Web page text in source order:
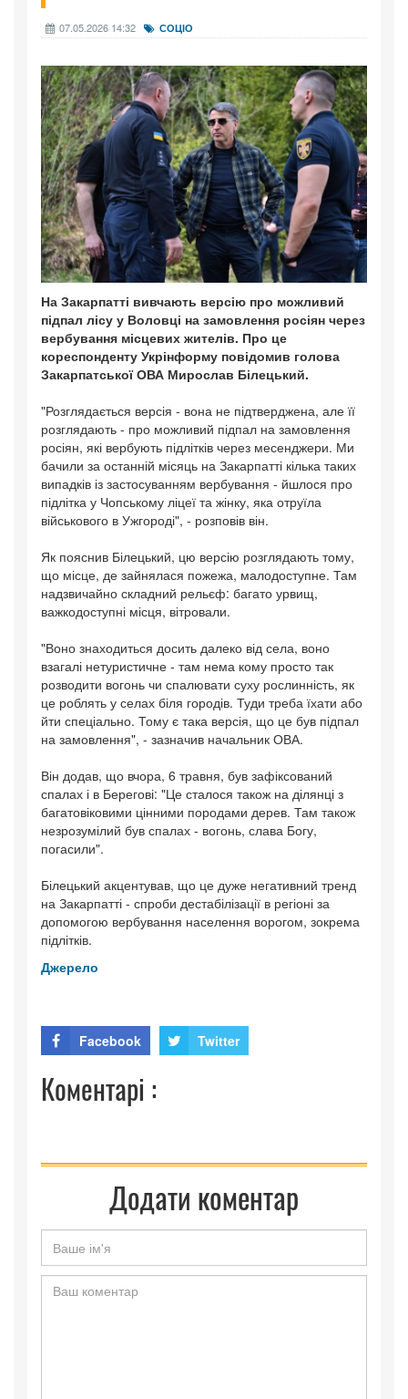
07.05.2026 14:32 СОЦІО
На Закарпатті вивчають версію про можливий
підпал лісу у Воловці на замовлення росіян через
вербування місцевих жителів. Про це
кореспонденту Укрінформу повідомив голова
Закарпатської ОВА Мирослав Білецький.
"Розглядається версія - вона не підтверджена, але її
розглядають - про можливий підпал на замовлення
росіян, які вербують підлітків через месенджери. Ми
бачили за останній місяць на Закарпатті кілька таких
випадків із застосуванням вербування - йшлося про
підлітка у Чопському ліцеї та жінку, яка отруїла
військового в Ужгороді", - розповів він.
Як пояснив Білецький, цю версію розглядають тому,
що місце, де зайнялася пожежа, малодоступне. Там
надзвичайно складний рельєф: багато урвищ,
важкодоступні місця, вітровали.
"Воно знаходиться досить далеко від села, воно
взагалі нетуристичне - там нема кому просто так
розводити вогонь чи спалювати суху рослинність, як
це роблять у селах біля городів. Туди треба їхати або
йти спеціально. Тому є така версія, що це був підпал
на замовлення", - зазначив начальник ОВА.
Він додав, що вчора, 6 травня, був зафіксований
спалах і в Берегові: "Це сталося також на ділянці з
багатовіковими цінними породами дерев. Там також
незрозумілий був спалах - вогонь, слава Богу,
погасили".
Білецький акцентував, що це дуже негативний тренд
на Закарпатті - спроби дестабілізації в регіоні за
допомогою вербування населення ворогом, зокрема
підлітків.
Джерело
Facebook Twitter
Коментарі :
Додати коментар